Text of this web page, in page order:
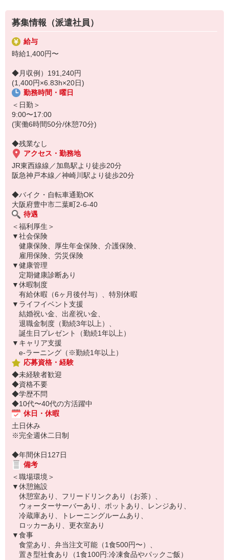
STEP4：お仕事スタート！
少しでも気になった方は、まずは「ご応募」ください。
・まずはお仕事の相談をしたい
・職場見学をしてから決めたい
という方も大歓迎。
履歴書不要！スマホから約1〜2分で完了します！
【作業内容】
・製品の動作や部品外れの目視検査
・検査後の製品を段ボールへ箱詰め
・梱包した製品を台車で所定場所へ運搬
※約1週間で覚えられるカンタンな作業です。
※未経験者歓迎！丁寧にサポートいたします。
※工場内は冷暖房完備で快適な環境です。
※綺麗な休憩室がありしっかり休めます。
※熱中症対策としてこまめに水分補給できる
環境です。
aad／day／full／dn／1300〜
募集情報（派遣社員）
給与
時給1,400円〜
◆月収例）191,240円
(1,400円×6.83h×20日)
勤務時間・曜日
＜日勤＞
9:00〜17:00
(実働6時間50分/休憩70分)
◆残業なし
アクセス・勤務地
JR東西線線／加島駅より徒歩20分
阪急神戸本線／神崎川駅より徒歩20分
◆バイク・自転車通勤OK
大阪府豊中市二葉町2-6-40
待遇
＜福利厚生＞
▼社会保険
健康保険、厚生年金保険、介護保険、
雇用保険、労災保険
▼健康管理
定期健康診断あり
▼休暇制度
有給休暇（6ヶ月後付与）、特別休暇
▼ライフイベント支援
結婚祝い金、出産祝い金、
退職金制度（勤続3年以上）、
誕生日プレゼント（勤続1年以上）
▼キャリア支援
e-ラーニング（※勤続1年以上）
応募資格・経験
◆未経験者歓迎
◆資格不要
◆学歴不問
◆10代〜40代の方活躍中
休日・休暇
土日休み
※完全週休二日制
◆年間休日127日
備考
＜職場環境＞
▼休憩施設
休憩室あり、フリードリンクあり（お茶）、
ウォーターサーバーあり、ポットあり、レンジあり、
冷蔵庫あり、トレーニングルームあり、
ロッカーあり、更衣室あり
▼食事
食堂あり、弁当注文可能（1食500円〜）、
置き型社食あり（1食100円:冷凍食品やパックご飯）